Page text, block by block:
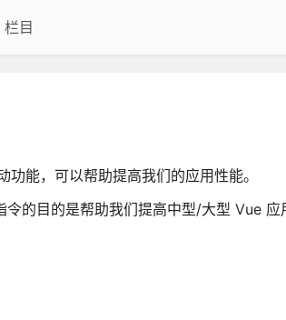
栏目
能，可以帮助提高我们的应用性能。
的目的是帮助我们提高中型/大型 Vue 应